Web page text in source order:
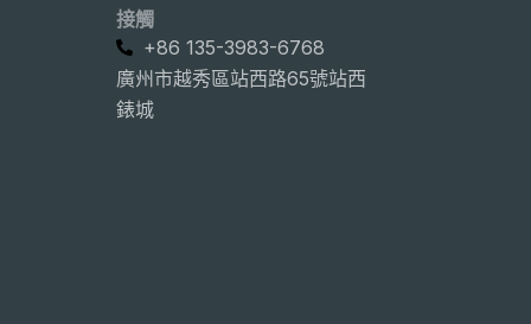
接觸
+86 135-3983-6768
廣州市越秀區站西路65號站西
錶城